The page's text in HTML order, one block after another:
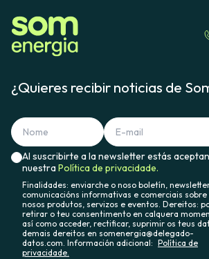
¿Quieres recibir noticias de
Al suscribirte a la newsletter estás
nuestraPolítica de privacidade.
Finalidades: enviarche o noso boletín,
comunicacións informativas e comerciais sobre
nosos produtos, servizos e eventos. Dereitos:
retirar o teu consentimento en calquera
así como acceder, rectificar, suprimir os teus
demais dereitos en somenergia@delegado-
datos.com. Información adicional: Política de
privacidade.